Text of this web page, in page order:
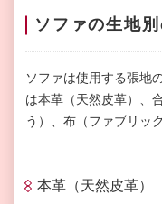
ソファの生地
ソファは使用する張地
は本革（天然皮革）、
う）、布（ファブリッ
本革（天然皮革）